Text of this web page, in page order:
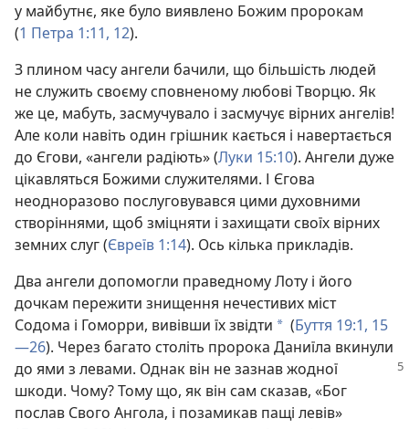
у майбутнє, яке було виявлено Божим пророкам
(1 Петра 1:11, 12).
З плином часу ангели бачили, що більшість людей
не служить своєму сповненому любові Творцю. Як
же це, мабуть, засмучувало і засмучує вірних ангелів!
Але коли навіть один грішник кається і навертається
до Єгови, «ангели радіють» (Луки 15:10). Ангели дуже
цікавляться Божими служителями. І Єгова
неодноразово послуговувався цими духовними
створіннями, щоб зміцняти і захищати своїх вірних
земних слуг (Євреїв 1:14). Ось кілька прикладів.
Два ангели допомогли праведному Лоту і його
дочкам пережити знищення нечестивих міст
Содома і Гоморри, вивівши їх звідти * (Буття 19:1, 15
—26). Через багато століть пророка Даниїла вкинули
до ями з левами. Однак він не зазнав жодної
шкоди. Чому? Тому що, як він сам сказав, «Бог
послав Свого Ангола, і позамикав пащі левів»